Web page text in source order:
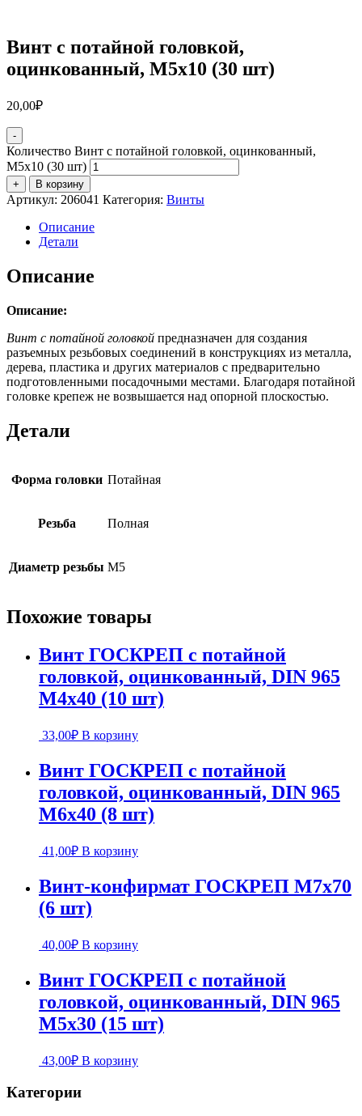
Винт с потайной головкой,
оцинкованный, М5х10 (30 шт)
20,00₽
-
Количество Винт с потайной головкой, оцинкованный,
М5х10 (30 шт)
+ В корзину
Артикул: 206041 Категория: Винты
Описание
Детали
Описание
Описание:
Винт с потайной головкой предназначен для создания
разъемных резьбовых соединений в конструкциях из металла,
дерева, пластика и других материалов с предварительно
подготовленными посадочными местами. Благодаря потайной
головке крепеж не возвышается над опорной плоскостью.
Детали
Форма головки Потайная
Резьба Полная
Диаметр резьбы М5
Похожие товары
Винт ГОСКРЕП с потайной
головкой, оцинкованный, DIN 965
М4х40 (10 шт)
33,00₽ В корзину
Винт ГОСКРЕП с потайной
головкой, оцинкованный, DIN 965
М6х40 (8 шт)
41,00₽ В корзину
Винт-конфирмат ГОСКРЕП М7х70
(6 шт)
40,00₽ В корзину
Винт ГОСКРЕП с потайной
головкой, оцинкованный, DIN 965
М5х30 (15 шт)
43,00₽ В корзину
Категории